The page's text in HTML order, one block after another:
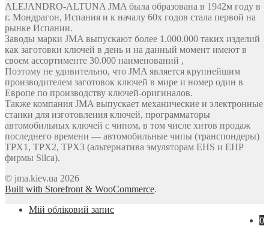
ALEJANDRO-ALTUNA JMA была образована в 1942м году в
г. Мондрагон, Испания и к началу 60х годов стала первой на
рынке Испании.
Заводы марки JMA выпускают более 1.000.000 таких изделий
как заготовки ключей в день и на данный момент имеют в
своем ассортименте 30.000 наименований ,
Поэтому не удивительно, что JMA является крупнейшим
производителем заготовок ключей в мире и номер один в
Европе по производству ключей-оригиналов.
Также компания JMA выпускает механические и электронные
станки для изготовления ключей, программаторы
автомобильных ключей с чипом, в том числе хитов продаж
последнего времени — автомобильные чипы (транспондеры)
TPX1, TPX2, TPX3 (альтернатива эмуляторам EHS и EHP
фирмы Silca).
© jma.kiev.ua 2026
Built with Storefront & WooCommerce.
Мій обліковий запис
0